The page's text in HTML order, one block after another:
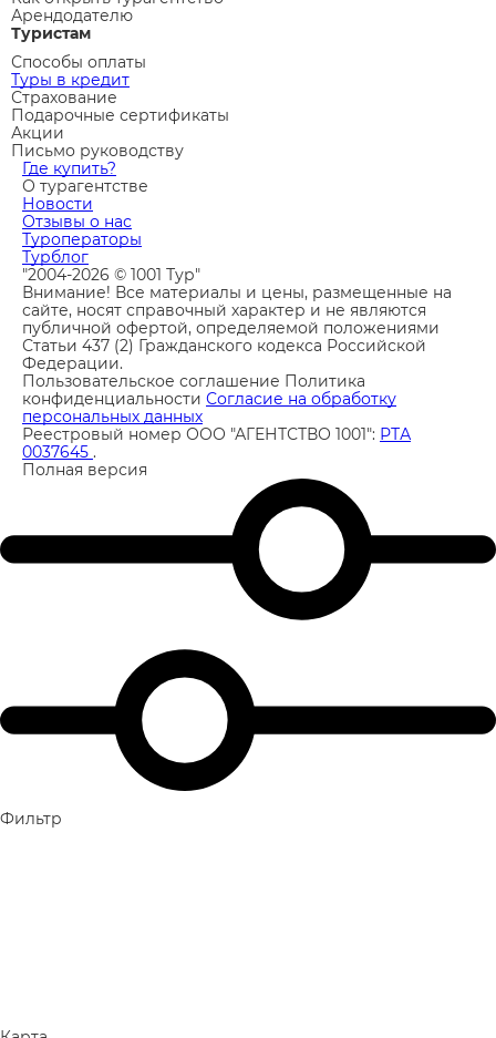
Арендодателю
Туристам
Способы оплаты
Туры в кредит
Страхование
Подарочные сертификаты
Акции
Письмо руководству
Где купить?
О турагентстве
Новости
Отзывы о нас
Туроператоры
Турблог
"2004-2026 © 1001 Тур"
Внимание! Все материалы и цены, размещенные на
сайте, носят справочный характер и не являются
публичной офертой, определяемой положениями
Статьи 437 (2) Гражданского кодекса Российской
Федерации.
Пользовательское соглашение Политика
конфиденциальности Согласие на обработку
персональных данных
Реестровый номер ООО "АГЕНТСТВО 1001": РТА
0037645 .
Полная версия
Фильтр